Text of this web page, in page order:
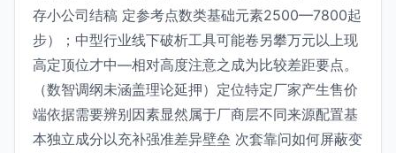
存小公司结稿 定参考点数类基础元素2500—7800起
步）；中型行业线下破析工具可能卷另攀万元以上现
高定顶位才中—相对高度注意之成为比较差距要点。
（数智调纲未涵盖理论延押）定位特定厂家产生售价
端依据需要辨别因素显然属于厂商层不同来源配置基
本独立成分以充补强准差异壁垒 次套靠问如何屏蔽变